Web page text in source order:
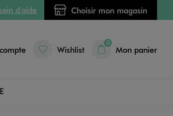
d'aide Choisir mon magasin
Wishlist
0
Mon panier